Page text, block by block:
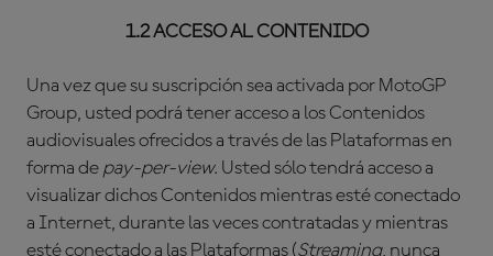
1.2 ACCESO AL CONTENIDO
Una vez que su suscripción sea activada por MotoGP
Group, usted podrá tener acceso a los Contenidos
audiovisuales ofrecidos a través de las Plataformas en
forma de pay-per-view. Usted sólo tendrá acceso a
visualizar dichos Contenidos mientras esté conectado
a Internet, durante las veces contratadas y mientras
esté conectado a las Plataformas (Streaming, nunca